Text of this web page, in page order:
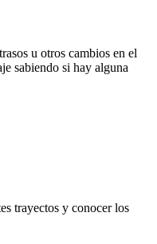
u otros cambios en el
sabiendo si hay alguna
trayectos y conocer los